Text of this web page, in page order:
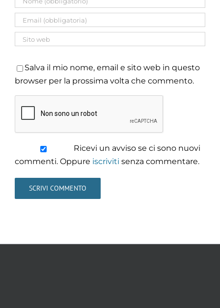
Salva il mio nome, email e sito web in questo
browser per la prossima volta che commento.
Ricevi un avviso se ci sono nuovi
commenti. Oppure iscriviti senza commentare.